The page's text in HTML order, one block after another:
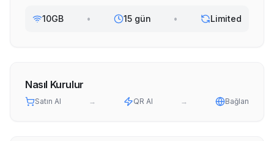
10GB • 15 gün • Limited
Nasıl Kurulur
Satın Al → QR Al → Bağlan